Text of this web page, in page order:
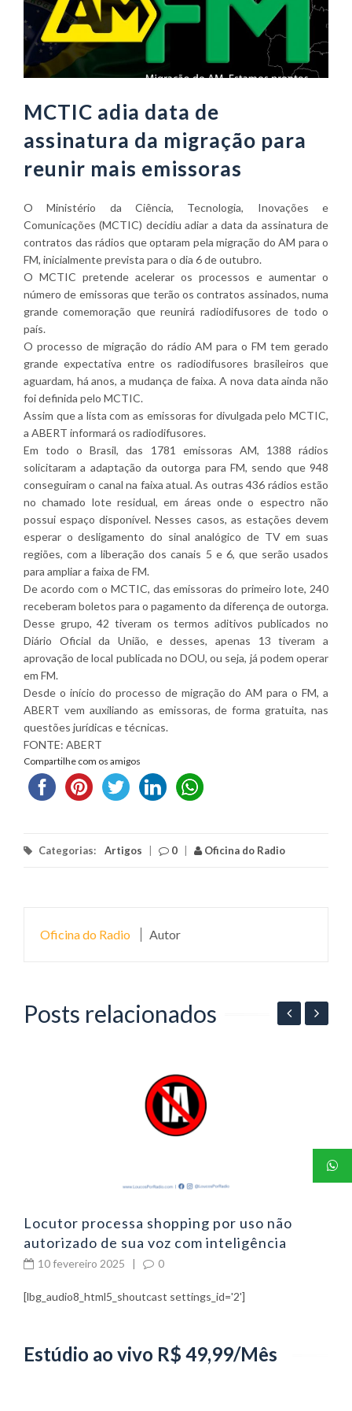
MCTIC adia data de
assinatura da migração para
reunir mais emissoras
O Ministério da Ciência, Tecnologia, Inovações e
Comunicações (MCTIC) decidiu adiar a data da assinatura de
contratos das rádios que optaram pela migração do AM para o
FM, inicialmente prevista para o dia 6 de outubro.
O MCTIC pretende acelerar os processos e aumentar o
número de emissoras que terão os contratos assinados, numa
grande comemoração que reunirá radiodifusores de todo o
país.
O processo de migração do rádio AM para o FM tem gerado
grande expectativa entre os radiodifusores brasileiros que
aguardam, há anos, a mudança de faixa. A nova data ainda não
foi definida pelo MCTIC.
Assim que a lista com as emissoras for divulgada pelo MCTIC,
a ABERT informará os radiodifusores.
Em todo o Brasil, das 1781 emissoras AM, 1388 rádios
solicitaram a adaptação da outorga para FM, sendo que 948
conseguiram o canal na faixa atual. As outras 436 rádios estão
no chamado lote residual, em áreas onde o espectro não
possui espaço disponível. Nesses casos, as estações devem
esperar o desligamento do sinal analógico de TV em suas
regiões, com a liberação dos canais 5 e 6, que serão usados
para ampliar a faixa de FM.
De acordo com o MCTIC, das emissoras do primeiro lote, 240
receberam boletos para o pagamento da diferença de outorga.
Desse grupo, 42 tiveram os termos aditivos publicados no
Diário Oficial da União, e desses, apenas 13 tiveram a
aprovação de local publicada no DOU, ou seja, já podem operar
em FM.
Desde o início do processo de migração do AM para o FM, a
ABERT vem auxiliando as emissoras, de forma gratuita, nas
questões jurídicas e técnicas.
FONTE: ABERT
Compartilhe com os amigos
Categorias: Artigos 0 Oficina do Radio
Oficina do Radio Autor
Posts relacionados
Locutor processa shopping por uso não
autorizado de sua voz com inteligência
artificial
10 fevereiro 2025 | 0
[lbg_audio8_html5_shoutcast settings_id='2']
Estúdio ao vivo R$ 49,99/Mês